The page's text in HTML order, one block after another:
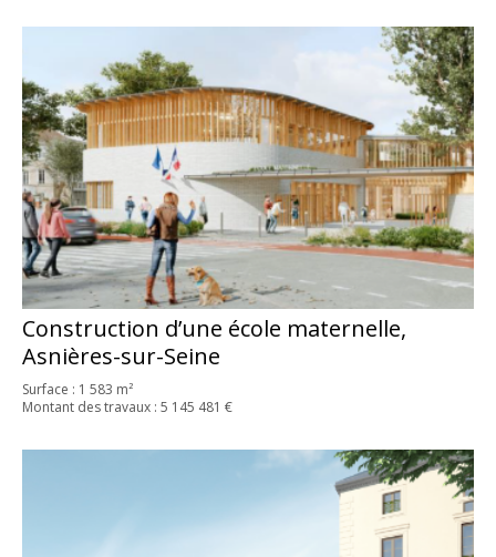
Construction d’une école maternelle,
Asnières-sur-Seine
Surface : 1 583 m²
Montant des travaux : 5 145 481 €